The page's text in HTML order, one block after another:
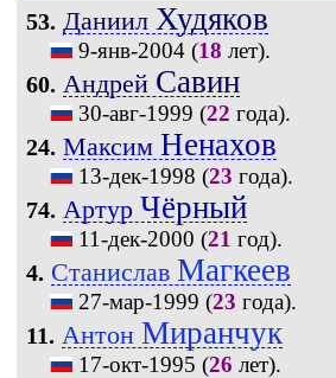
53. Даниил Худяков
9-янв-2004(18 лет).
60. Андрей Савин
30-авг-1999 (22 года).
24. Максим Ненахов
13-дек-1998 (23 года).
74. Артур Чёрный
11-дек-2000 (21 год).
4. Станислав Магкеев
27-мар-1999 (23 года).
11. Антон Миранчук
17-окт-1995 (26 лет).